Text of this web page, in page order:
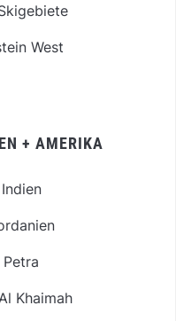
West
+ AMERIKA
Khaimah